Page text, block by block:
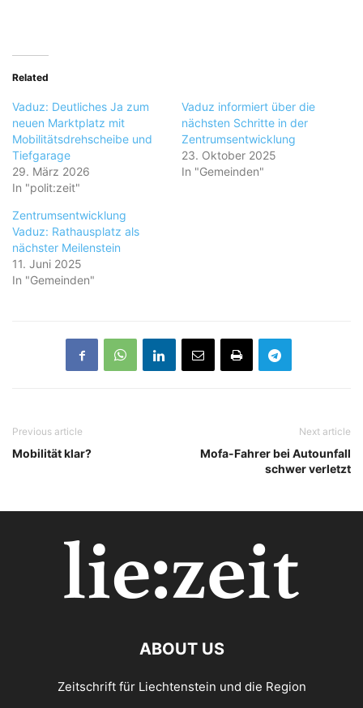
Related
Vaduz: Deutliches Ja zum
neuen Marktplatz mit
Mobilitätsdrehscheibe und
Tiefgarage
29. März 2026
In "polit:zeit"
Vaduz informiert über die
nächsten Schritte in der
Zentrumsentwicklung
23. Oktober 2025
In "Gemeinden"
Zentrumsentwicklung
Vaduz: Rathausplatz als
nächster Meilenstein
11. Juni 2025
In "Gemeinden"
Previous article
Mobilität klar?
Next article
Mofa-Fahrer bei Autounfall
schwer verletzt
ABOUT US
Zeitschrift für Liechtenstein und die Region